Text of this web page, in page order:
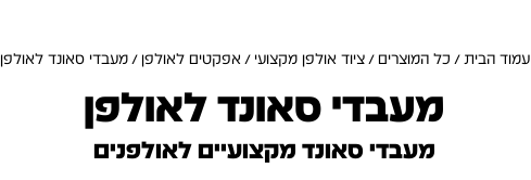
עמוד הבית/ כל המוצרים/ציוד אולפן מקצועי /אפקטים לאולפן / מעבדי סאונד לאולפן
מעבדי סאונד לאולפן
מעבדי סאונד מקצועיים לאולפנים